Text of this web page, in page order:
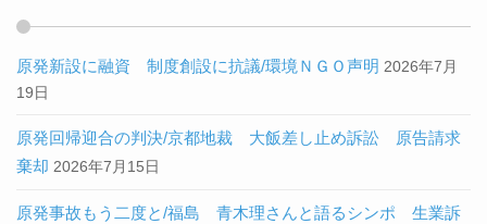
原発新設に融資 制度創設に抗議/環境ＮＧＯ声明 2026年7月
19日
原発回帰迎合の判決/京都地裁 大飯差し止め訴訟 原告請求
棄却 2026年7月15日
原発事故もう二度と/福島 青木理さんと語るシンポ 生業訴